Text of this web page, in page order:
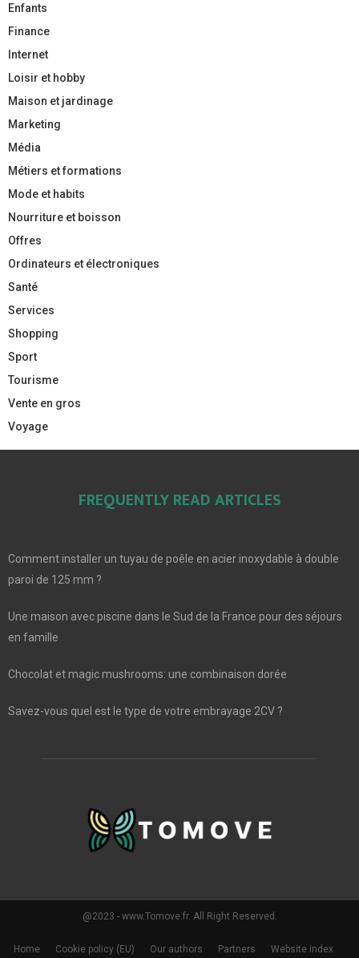
Enfants
Finance
Internet
Loisir et hobby
Maison et jardinage
Marketing
Média
Métiers et formations
Mode et habits
Nourriture et boisson
Offres
Ordinateurs et électroniques
Santé
Services
Shopping
Sport
Tourisme
Vente en gros
Voyage
FREQUENTLY READ ARTICLES
Comment installer un tuyau de poêle en acier inoxydable à double
paroi de 125 mm ?
Une maison avec piscine dans le Sud de la France pour des séjours
en famille
Chocolat et magic mushrooms: une combinaison dorée
Savez-vous quel est le type de votre embrayage 2CV ?
@2023 - www.Tomove.fr. All Right Reserved.
Home Cookie policy (EU) Our authors Partners Website index